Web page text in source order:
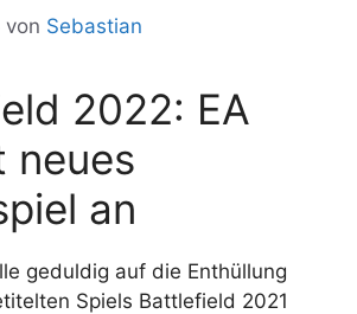
von Sebastian
2022: EA
neues
an
geduldig auf die Enthüllung
Spiels Battlefield 2021